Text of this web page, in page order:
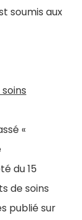
soumis aux
«
du 15
de soins
publié sur